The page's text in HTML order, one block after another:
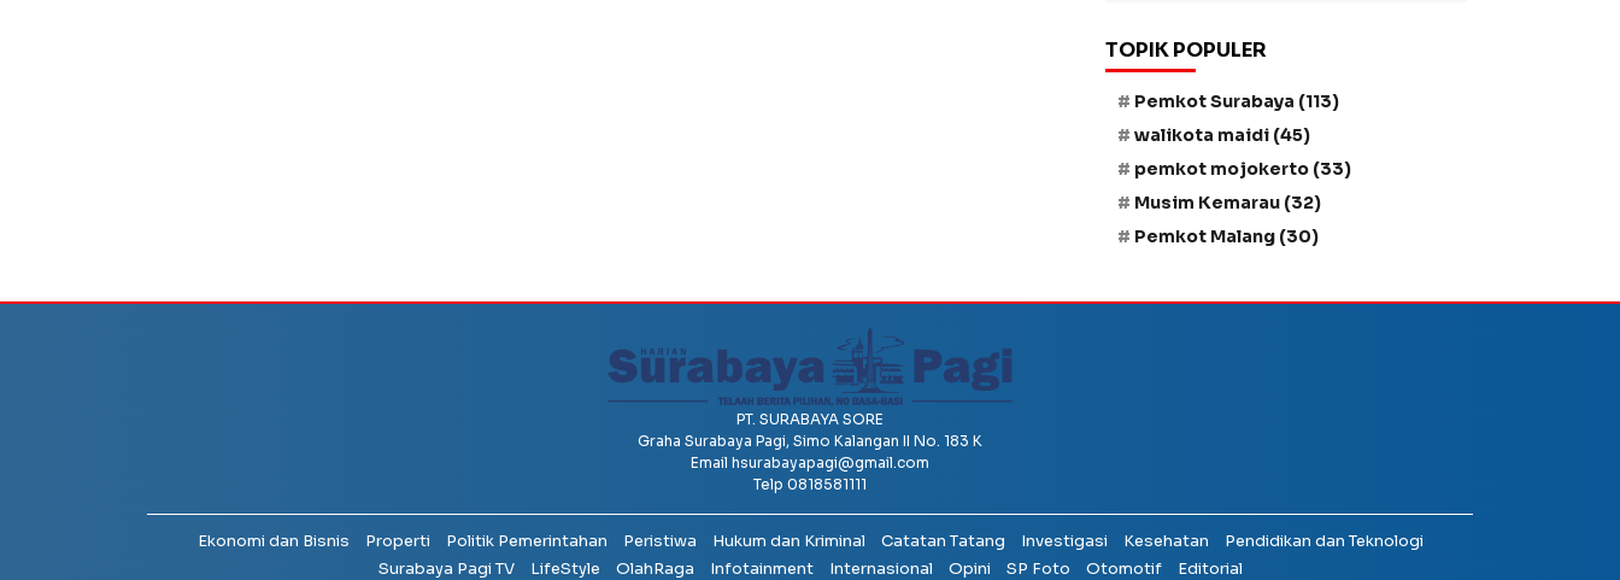
TOPIK POPULER
Pemkot Surabaya (113)
walikota maidi (45)
pemkot mojokerto (33)
Musim Kemarau (32)
Pemkot Malang (30)
PT. SURABAYA SORE
Graha Surabaya Pagi, Simo Kalangan II No. 183 K
Email hsurabayapagi@gmail.com
Telp 0818581111
Ekonomi dan Bisnis Properti Politik Pemerintahan Peristiwa Hukum dan Kriminal Catatan Tatang Investigasi Kesehatan
Pendidikan dan Teknologi
Surabaya Pagi TV
LifeStyle OlahRaga Infotainment Internasional Opini SP Foto Otomotif Editorial